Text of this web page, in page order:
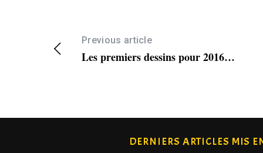
Previous article
Les premiers dessins pour 2016…
DERNIERS ARTICLES MIS